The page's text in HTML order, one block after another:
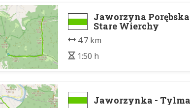
Jaworzyna
Stare Wierchy
4.7 km
1:50 h
Jaworzynka -